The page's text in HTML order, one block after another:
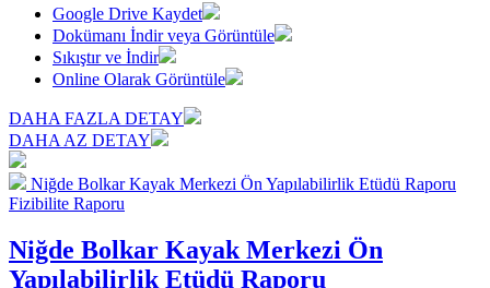
Google Drive Kaydet
Dokümanı İndir veya Görüntüle
Sıkıştır ve İndir
Online Olarak Görüntüle
DAHA FAZLA DETAY
DAHA AZ DETAY
Niğde Bolkar Kayak Merkezi Ön Yapılabilirlik Etüdü Raporu
Fizibilite Raporu
Niğde Bolkar Kayak Merkezi Ön
Yapılabilirlik Etüdü Raporu